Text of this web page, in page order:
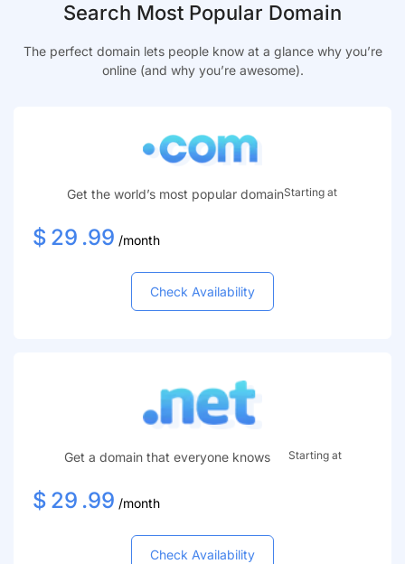
Search Most Popular Domain
The perfect domain lets people know at a glance why you’re
online (and why you’re awesome).
Get the world’s most popular domainStarting at
$ 29 .99 /month
Check Availability
Get a domain that everyone knows Starting at
$ 29 .99 /month
Check Availability